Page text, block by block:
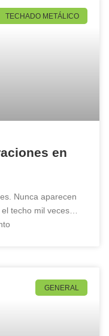
TECHADO METÁLICO
en
Nunca aparecen
techo mil veces…
GENERAL